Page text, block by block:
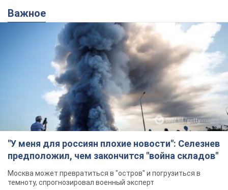
Важное
"У меня для россиян плохие новости": Селезнев
предположил, чем закончится "война складов"
Москва может превратиться в "остров" и погрузиться в
темноту, спрогнозировал военный эксперт